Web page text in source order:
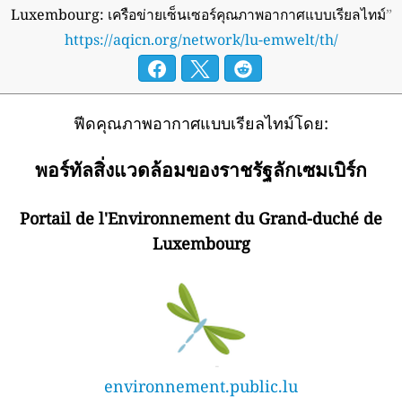
Luxembourg: เครือข่ายเซ็นเซอร์คุณภาพอากาศแบบเรียลไทม์”
https://aqicn.org/network/lu-emwelt/th/
ฟีดคุณภาพอากาศแบบเรียลไทม์โดย:
พอร์ทัลสิ่งแวดล้อมของราชรัฐลักเซมเบิร์ก
Portail de l'Environnement du Grand-duché de
Luxembourg
environnement.public.lu